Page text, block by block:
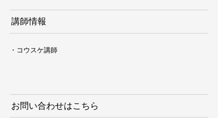
講師情報
・コウスケ講師
お問い合わせはこちら